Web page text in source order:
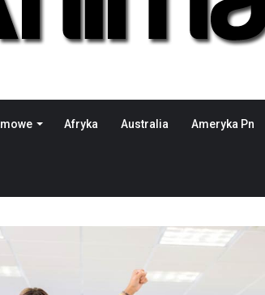
Afryka Australia Ameryka Pn